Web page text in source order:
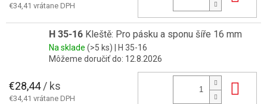
€34,41 vrátane DPH
H 35-16 Kleště: Pro pásku a sponu šíře 16 mm
Na sklade (>5 ks) | H 35-16
Môžeme doručiť do: 12.8.2026
€28,44/ ks
€34,41 vrátane DPH